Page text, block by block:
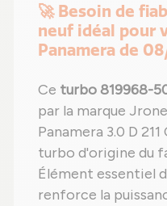
🚀 Besoin de
neuf idéal pour
Panamera de
Ce turbo 819968-
par la marque
Panamera 3.0 D
turbo d'origine du
Élément essentiel
renforce la